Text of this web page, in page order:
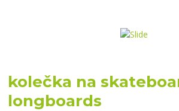
kolečka na
longboards